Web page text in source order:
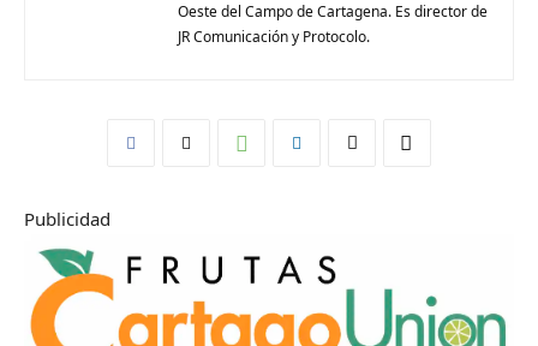
Oeste del Campo de Cartagena. Es director de
JR Comunicación y Protocolo.
Publicidad